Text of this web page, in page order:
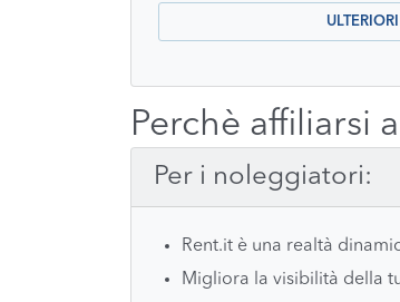
Perchè affiliarsi
Per i noleggiatori:
Rent.it è una realtà
Migliora la visibilità della